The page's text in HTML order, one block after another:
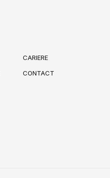
CARIERE
CONTACT